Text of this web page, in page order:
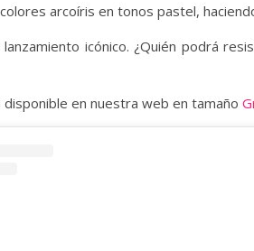
arcoíris en tonos pastel,
lanzamiento icónico. ¿Quién podrá
en nuestra web en tamaño